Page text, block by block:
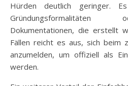
Hürden deutlich geringer.
Gründungsformalitäten
Dokumentationen, die erstellt
Fällen reicht es aus, sich beim
anzumelden, um offiziell als
werden.